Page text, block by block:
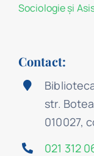
Sociologie şi
Contact:
str.
010027,
021 312